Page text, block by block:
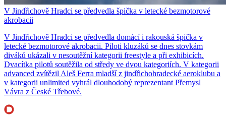
V Jindřichově Hradci se předvedla špička v letecké bezmotorové
akrobacii
V Jindřichově Hradci se předvedla domácí i rakouská špička v
letecké bezmotorové akrobacii. Piloti kluzáků se dnes stovkám
diváků ukázali v nesoutěžní kategorii freestyle a při exhibicích.
Dvacítka pilotů soutěžila od středy ve dvou kategoriích. V kategorii
advanced zvítězil Aleš Ferra mladší z jindřichohradecké aeroklubu a
v kategorii unlimited vyhrál dlouhodobý reprezentant Přemysl
Vávra z České Třebové.